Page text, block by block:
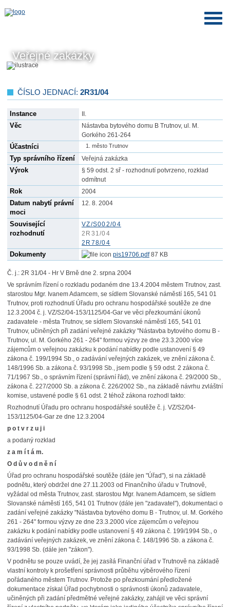
Veřejné zakázky
ČÍSLO JEDNACÍ: 2R31/04
Instance II.
Věc
Nástavba bytového domu B Trutnov, ul. M.
Gorkého 261-264
Účastníci město Trutnov
Typ správního řízení Veřejná zakázka
Výrok
§ 59 odst. 2 sř - rozhodnutí potvrzeno, rozklad
odmítnut
Rok 2004
Datum nabytí právní
moci
12. 8. 2004
Související
rozhodnutí
VZ/S002/04
2R31/04
2R78/04
Dokumenty pis19706.pdf87 KB
Č. j.: 2R 31/04 - Hr V Brně dne 2. srpna 2004
Ve správním řízení o rozkladu podaném dne 13.4.2004 městem Trutnov, zast.
starostou Mgr. Ivanem Adamcem, se sídlem Slovanské náměstí 165, 541 01
Trutnov, proti rozhodnutí Úřadu pro ochranu hospodářské soutěže ze dne
12.3.2004 č. j. VZ/S2/04-153/1125/04-Gar ve věci přezkoumání úkonů
zadavatele - města Trutnov, se sídlem Slovanské náměstí 165, 541 01
Trutnov, učiněných při zadání veřejné zakázky "Nástavba bytového domu B -
Trutnov, ul. M. Gorkého 261 - 264" formou výzvy ze dne 23.3.2000 více
zájemcům o veřejnou zakázku k podání nabídky podle ustanovení § 49
zákona č. 199/1994 Sb., o zadávání veřejných zakázek, ve znění zákona č.
148/1996 Sb. a zákona č. 93/1998 Sb., jsem podle § 59 odst. 2 zákona č.
71/1967 Sb., o správním řízení (správní řád), ve znění zákona č. 29/2000 Sb.,
zákona č. 227/2000 Sb. a zákona č. 226/2002 Sb., na základě návrhu zvláštní
komise, ustavené podle § 61 odst. 2 téhož zákona rozhodl takto:
Rozhodnutí Úřadu pro ochranu hospodářské soutěže č. j. VZ/S2/04-
153/1125/04-Gar ze dne 12.3.2004
p o t v r z u j i
a podaný rozklad
z a m í t á m.
O d ů v o d n ě n í
Úřad pro ochranu hospodářské soutěže (dále jen "Úřad"), si na základě
podnětu, který obdržel dne 27.11.2003 od Finančního úřadu v Trutnově,
vyžádal od města Trutnov, zast. starostou Mgr. Ivanem Adamcem, se sídlem
Slovanské náměstí 165, 541 01 Trutnov (dále jen "zadavatel"), dokumentaci o
zadání veřejné zakázky "Nástavba bytového domu B - Trutnov, ul. M. Gorkého
261 - 264" formou výzvy ze dne 23.3.2000 více zájemcům o veřejnou
zakázku k podání nabídky podle ustanovení § 49 zákona č. 199/1994 Sb., o
zadávání veřejných zakázek, ve znění zákona č. 148/1996 Sb. a zákona č.
93/1998 Sb. (dále jen "zákon").
V podnětu se pouze uvádí, že jej zasílá Finanční úřad v Trutnově na základě
vlastní kontroly k prošetření správnosti průběhu výběrového řízení
pořádaného městem Trutnov. Protože po přezkoumání předložené
dokumentace získal Úřad pochybnosti o správnosti úkonů zadavatele,
učiněných při zadání předmětné veřejné zakázky, zahájil ve věci správní